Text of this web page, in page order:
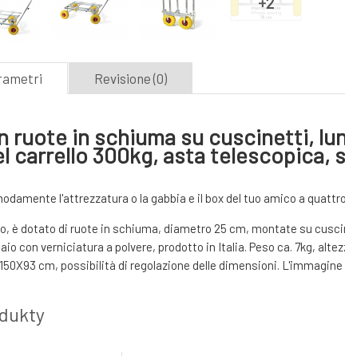
Revisione (0)
ruote in schiuma su cuscinetti,
carrello 300kg, asta telescopica,
l'attrezzatura o la gabbia e il box del tuo amico a
è dotato di ruote in schiuma, diametro 25 cm, montate su
con verniciatura a polvere, prodotto in Italia. Peso ca. 7kg,
cm, possibilità di regolazione delle dimensioni.